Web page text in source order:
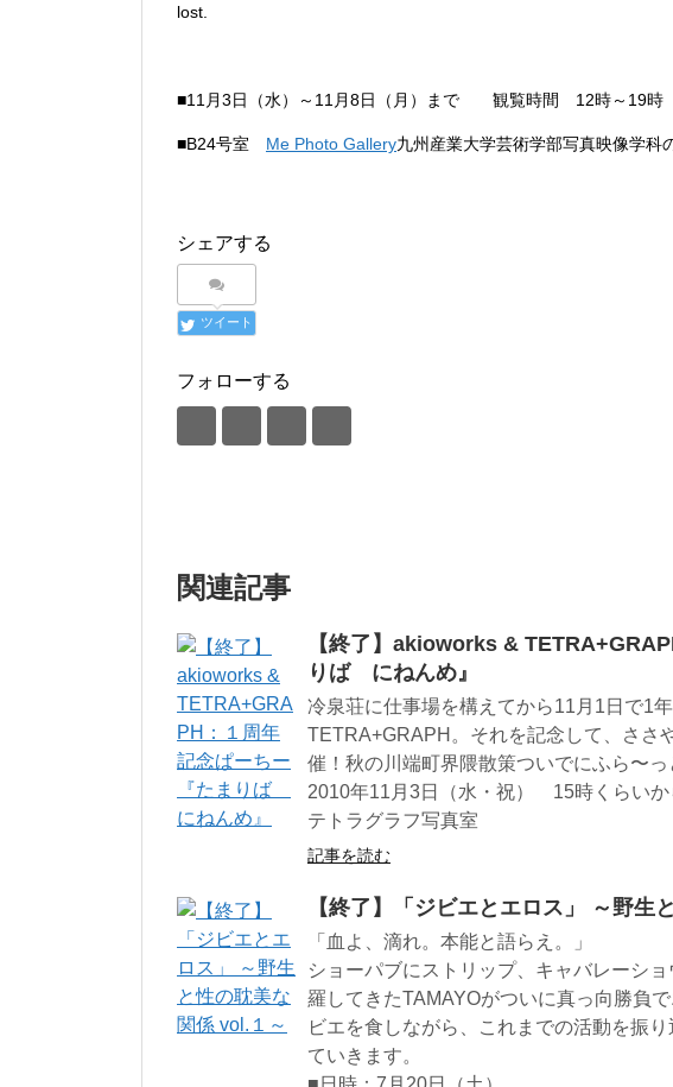
lost.
■11月3日（水）～11月8日（月）まで 観覧時間 12時～19時
■B24号室 Me Photo Gallery九州産業大学芸術学部写真映像学科
シェアする
ツイート
フォローする
関連記事
【終了】akioworks &
りば にねんめ』
冷泉荘に仕事場を構えてから11月1日で1
TETRA+GRAPH。それを記念して、ささ
催！秋の川端町界隈散策ついでにふら〜
2010年11月3日（水・祝） 15時くらい
テトラグラフ写真室
記事を読む
【終了】「ジビエとエロス」 ～野生
「血よ、滴れ。本能と語らえ。」
ショーパブにストリップ、キャバレーシ
羅してきたTAMAYOがついに真っ向勝負
ビエを食しながら、これまでの活動を振
ていきます。